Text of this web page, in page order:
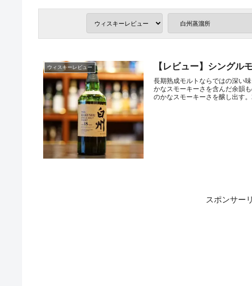
ウィスキーレビュー 【レビュー】シングル
長期熟成モルトならではの深い
かなスモーキーさを含んだ余韻
のかなスモーキーさを醸し出す
スポンサー